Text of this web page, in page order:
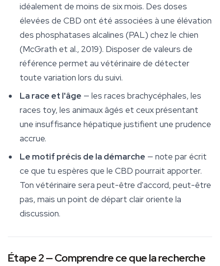
idéalement de moins de six mois. Des doses
élevées de CBD ont été associées à une élévation
des phosphatases alcalines (PAL) chez le chien
(McGrath et al., 2019). Disposer de valeurs de
référence permet au vétérinaire de détecter
toute variation lors du suivi.
La race et l'âge — les races brachycéphales, les
races toy, les animaux âgés et ceux présentant
une insuffisance hépatique justifient une prudence
accrue.
Le motif précis de la démarche — note par écrit
ce que tu espères que le CBD pourrait apporter.
Ton vétérinaire sera peut-être d'accord, peut-être
pas, mais un point de départ clair oriente la
discussion.
Étape 2 — Comprendre ce que la recherche